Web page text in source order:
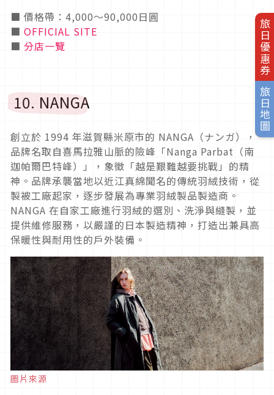
旅日優惠券
旅日地圖
■ 價格帶：4,000〜90,000日圓
■ OFFICIAL SITE
■ 分店一覽
10. NANGA
創立於 1994 年滋賀縣米原市的 NANGA（ナンガ），
品牌名取自喜馬拉雅山脈的險峰「Nanga Parbat（南
迦帕爾巴特峰）」，象徵「越是艱難越要挑戰」的精
神。品牌承襲當地以近江真綿聞名的傳統羽絨技術，從
製被工廠起家，逐步發展為專業羽絨製品製造商。
NANGA 在自家工廠進行羽絨的選別、洗淨與縫製，並
提供維修服務，以嚴謹的日本製造精神，打造出兼具高
保暖性與耐用性的戶外裝備。
圖片來源